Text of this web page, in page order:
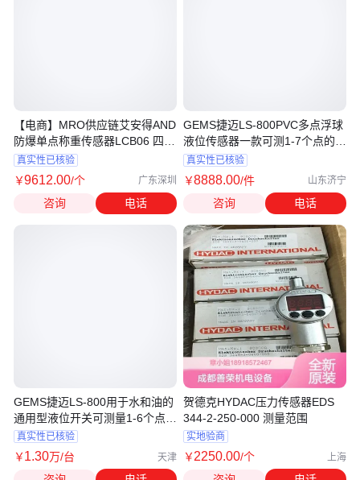
【电商】MRO供应链艾安得AND
防爆单点称重传感器LCB06 四个
角调整
真实性已核验
￥9612.00/个 广东深圳
咨询 电话
GEMS捷迈LS-800用于水和油的
通用型液位开关可测量1-6个点位
液位
真实性已核验
￥1.30万/台 天津
GEMS捷迈LS-800PVC多点浮球
液位传感器一款可测1-7个点的液
位计
真实性已核验
￥8888.00/件 山东济宁
咨询 电话
贺德克HYDAC压力传感器EDS
344-2-250-000 测量范围
实地验商
￥2250.00/个 上海